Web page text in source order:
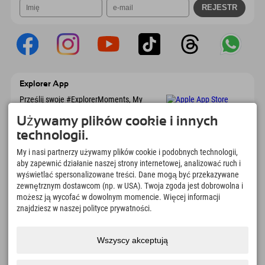
Explorer App
Prześlij swoje #ExplorerMoments, My
marzeń, przeglądem restauracji i wieloma
innymi. Pobierz teraz!
Czas na chwile odkrywcy
166
Jeziora górskie i baseny
rekreacyjne
4.634km
Stoki do jazdy na nartach i
snowboardzie
8.991km
Używamy plików cookie i innych
technologii.
My i nasi partnerzy używamy plików cookie i podobnych technologii,
aby zapewnić działanie naszej strony internetowej, analizować ruch i
wyświetlać spersonalizowane treści. Dane mogą być przekazywane
zewnętrznym dostawcom (np. w USA). Twoja zgoda jest dobrowolna i
możesz ją wycofać w dowolnym momencie. Więcej informacji
znajdziesz w naszej polityce prywatności.
Wszyscy akceptują